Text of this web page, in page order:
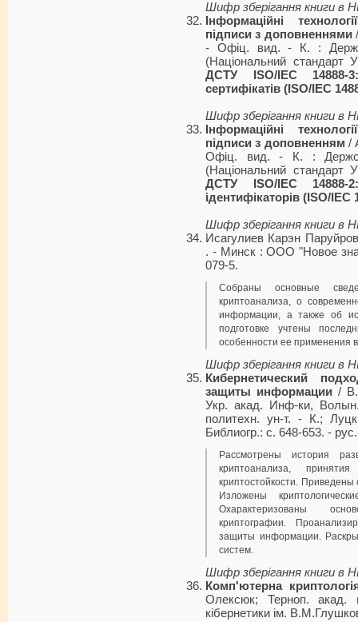
Шифр зберігання книги в
Інформаційні
підписи з доповненнями/
- Офіц. вид. - К. :
(Національний стандарт
ДСТУ ISO/IEC 14888-
сертифікатів (ISO/IEC
Шифр зберігання книги в
Інформаційні
підписи з доповненням /
Офіц. вид. - К. :
(Національний стандарт
ДСТУ ISO/IEC 14888-
ідентифікаторів (ISO/IEC
Шифр зберігання книги в
Исагулиев Карэн
. - Минск : ООО "Новое
079-5.
Собраны основные
криптоанализа, о
информации, а также об
подготовке учтены
особенности ее применения
Шифр зберігання книги в
Кибернетический
защиты информации /
Укр. акад. Инф-ки,
политехн. ун-т. - К.;
Библиогр.: с. 648-653. - рус.
Рассмотрены история
криптоанализа,
криптостойкости.
Изложены
Охарактеризованы
криптографии.
защиты информации.
систем.
Шифр зберігання книги в
Комп'ютерна
Олексюк; Терноп. акад.
кібернетики ім.